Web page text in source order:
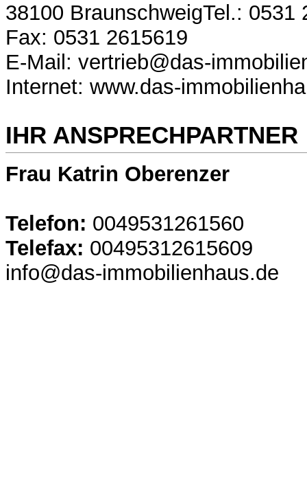
38100 BraunschweigTel.: 0531
Fax: 0531 2615619
E-Mail: vertrieb@das-
Internet: www.das-
IHR ANSPRECHPARTNER
Frau Katrin Oberenzer
Telefon: 0049531261560
Telefax: 00495312615609
info@das-immobilienhaus.de